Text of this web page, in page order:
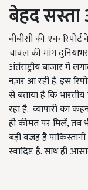
बेहदसस्ता
बीबीसी की एक
चावल की मांग
अंर्तराष्ट्रीय बाजार में
नज़र आ रही है. इस
से बताया है कि
रहा है. व्यापारी का
ही कीमत पर मिलें, तब
बड़ी वजह है
स्वादिष्ट है. साथ ही